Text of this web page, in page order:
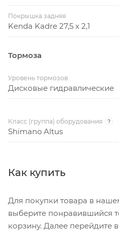
Покрышка задняя
Kenda Kadre 27,5 x 2,1
Тормоза
Уровень тормозов
Дисковые гидравлические
Класс (группа) оборудования ?
Shimano Altus
Как купить
Для покупки товара в
выберите понравившийся
корзину. Далее перейдите